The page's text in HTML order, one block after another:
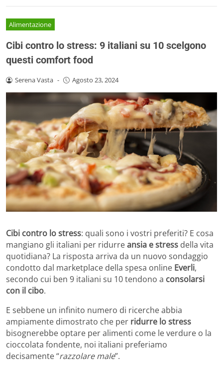
Alimentazione
Cibi contro lo stress: 9 italiani su 10 scelgono
questi comfort food
Serena Vasta - Agosto 23, 2024
Cibi contro lo stress: quali sono i vostri preferiti? E cosa
mangiano gli italiani per ridurreansia e stress della vita
quotidiana? La risposta arriva da un nuovo sondaggio
condotto dal marketplace della spesa online Everli,
secondo cui ben 9 italiani su 10 tendono a consolarsi
con il cibo.
E sebbene un infinito numero di ricerche abbia
ampiamente dimostrato che per ridurre lo stress
bisognerebbe optare per alimenti come le verdure o la
cioccolata fondente, noi italiani preferiamo
decisamente “razzolare male”.